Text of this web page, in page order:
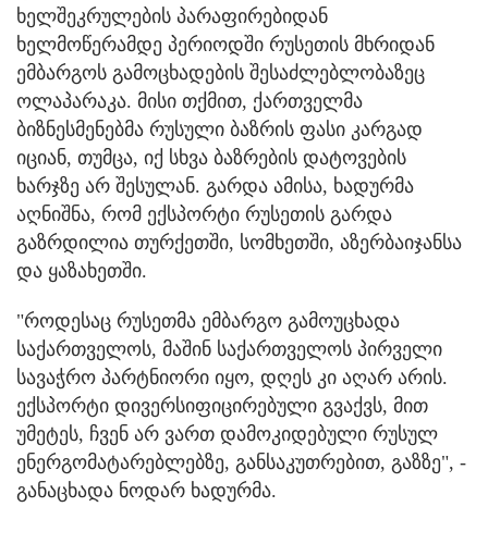
ხელშეკრულების პარაფირებიდან
ხელმოწერამდე პერიოდში რუსეთის მხრიდან
ემბარგოს გამოცხადების შესაძლებლობაზეც
ოლაპარაკა. მისი თქმით, ქართველმა
ბიზნესმენებმა რუსული ბაზრის ფასი კარგად
იციან, თუმცა, იქ სხვა ბაზრების დატოვების
ხარჯზე არ შესულან. გარდა ამისა, ხადურმა
აღნიშნა, რომ ექსპორტი რუსეთის გარდა
გაზრდილია თურქეთში, სომხეთში, აზერბაიჯანსა
და ყაზახეთში.
"როდესაც რუსეთმა ემბარგო გამოუცხადა
საქართველოს, მაშინ საქართველოს პირველი
სავაჭრო პარტნიორი იყო, დღეს კი აღარ არის.
ექსპორტი დივერსიფიცირებული გვაქვს, მით
უმეტეს, ჩვენ არ ვართ დამოკიდებული რუსულ
ენერგომატარებლებზე, განსაკუთრებით, გაზზე", -
განაცხადა ნოდარ ხადურმა.